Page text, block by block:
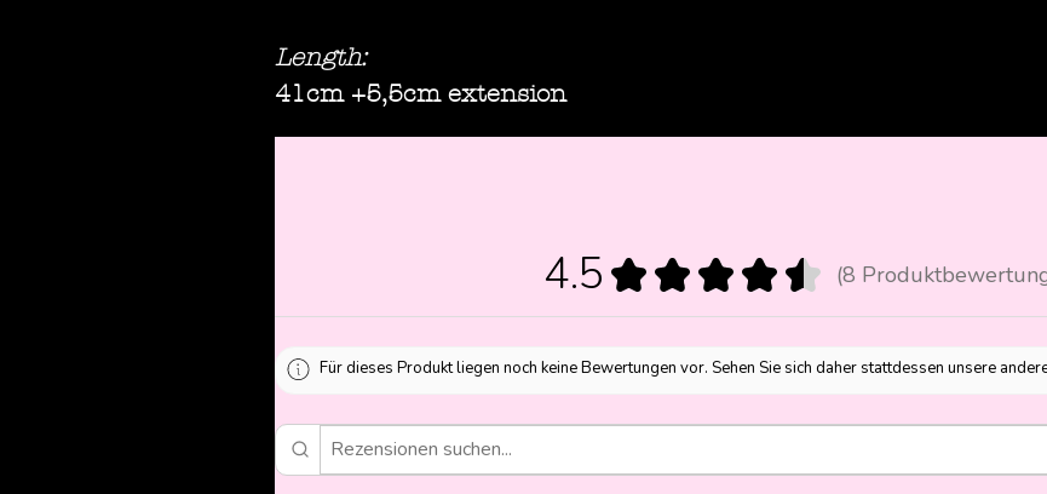
Length:
41cm +5,5cm extension
4.5 ★ ★ ★ ★ ★ 8
8
Für dieses Produkt liegen noch keine Bewertungen vor. Sehen Sie sich daher stattdessen unsere